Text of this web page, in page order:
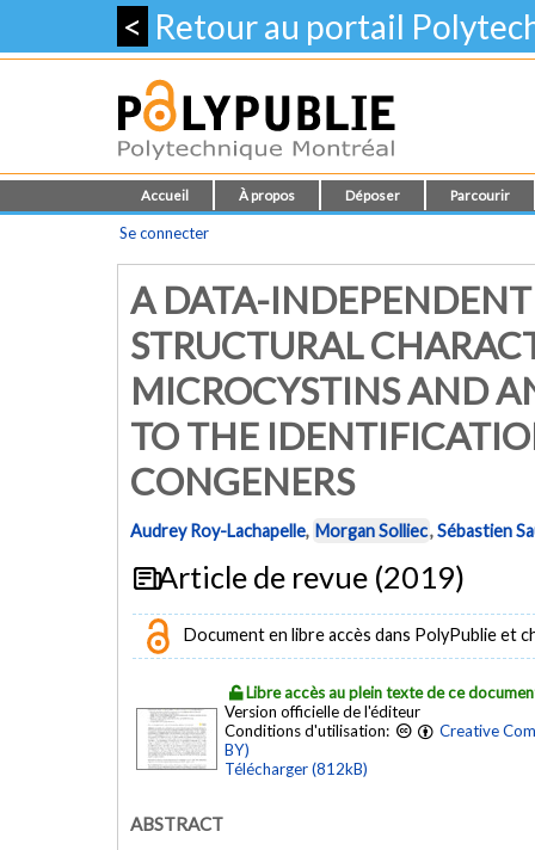
< Retour au portail
Accueil À propos Déposer Parcourir
Se connecter
A DATA-
STRUCTURAL
MICROCYSTINS AND
TO THE
CONGENERS
Audrey Roy-Lachapelle, Morgan Solliec,Sébastien
Article de revue (2019)
Document en libre accès dans PolyPublie et
Libre accès au plein texte de ce
Version officielle de l'éditeur
Conditions d'utilisation:
Creative
BY)
Télécharger (812kB)
ABSTRACT